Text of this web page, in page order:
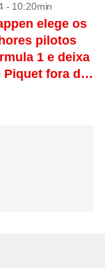
- 10:20min
elege os
pilotos
1 e deixa
Piquet fora da